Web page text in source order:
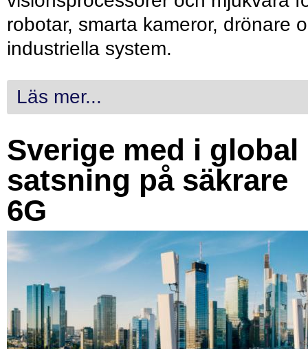
robotar, smarta kameror, drönare
industriella system.
Läs mer...
Sverige med i global
satsning på säkrare
6G